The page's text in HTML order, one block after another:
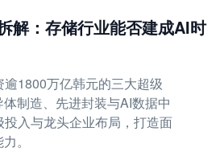
解：存储行业能否建成AI时
1800万亿韩元的三大超级
制造、先进封装与AI数据中
入与龙头企业布局，打造面
。